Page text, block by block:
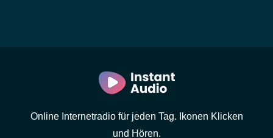
Online Internetradio für jeden Tag. Ikonen Klicken
und Hören.